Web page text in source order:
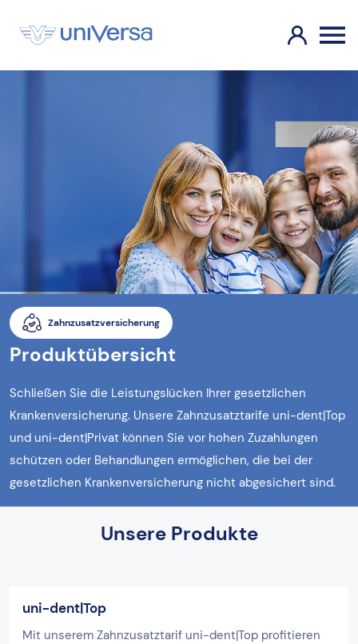
Zahnzusatzversicherung
Produktübersicht
Schließen Sie die Leistungslücken Ihrer gesetzlichen
Krankenversicherung. Unsere Zahnzusatztarife uni-dent|Top
und uni-dent|Privat können Sie vor hohen Zuzahlungen
schützen oder Behandlungen ermöglichen, die bei der
gesetzlichen Krankenversicherung nicht abgesichert sind.
Unsere Produkte
uni-dent|Top
Mit unserem Zahnzusatztarif uni-dent|Top profitieren